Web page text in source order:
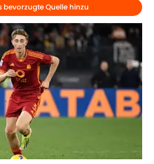
bevorzugte Quelle hinzu